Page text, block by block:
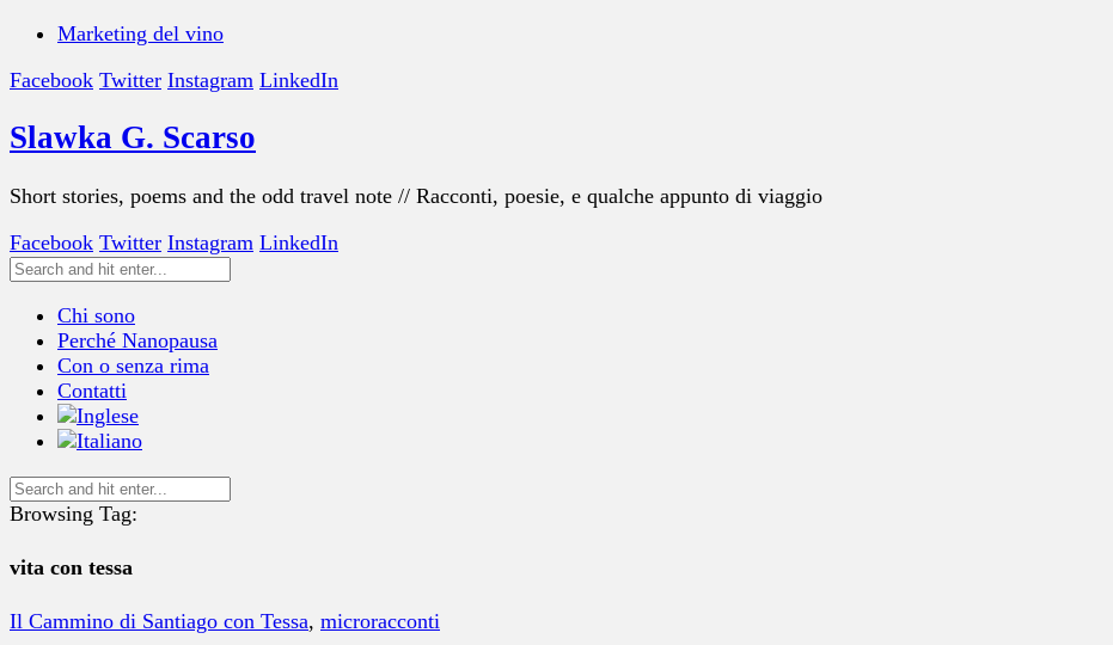
Marketing del vino
Facebook Twitter Instagram LinkedIn
Slawka G. Scarso
Short stories, poems and the odd travel note // Racconti, poesie, e qualche appunto di viaggio
Facebook Twitter Instagram LinkedIn
Chi sono
Perché Nanopausa
Con o senza rima
Contatti
Browsing Tag:
vita con tessa
Il Cammino di Santiago con Tessa, microracconti